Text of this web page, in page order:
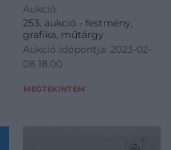
Aukció:
253. aukció - festmény,
grafika, műtárgy
Aukció időpontja: 2023-02-
08 18:00
MEGTEKINTEM